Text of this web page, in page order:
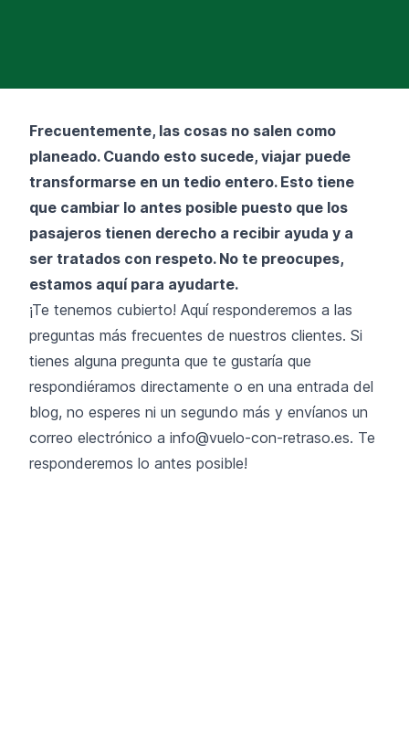
Frecuentemente, las cosas no salen como
planeado. Cuando esto sucede, viajar puede
transformarse en un tedio entero. Esto tiene
que cambiar lo antes posible puesto que los
pasajeros tienen derecho a recibir ayuda y a
ser tratados con respeto. No te preocupes,
estamos aquí para ayudarte.
¡Te tenemos cubierto! Aquí responderemos a las
preguntas más frecuentes de nuestros clientes. Si
tienes alguna pregunta que te gustaría que
respondiéramos directamente o en una entrada del
blog, no esperes ni un segundo más y envíanos un
correo electrónico a info@vuelo-con-retraso.es. Te
responderemos lo antes posible!